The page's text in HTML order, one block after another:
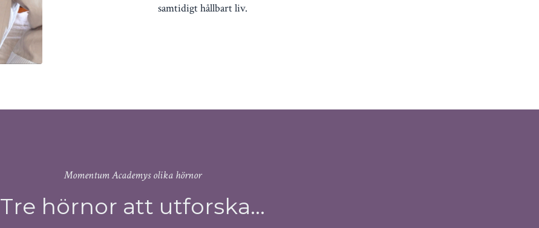
samtidigt hållbart liv.
Momentum Academys olika hörnor
Tre hörnor att utforska...